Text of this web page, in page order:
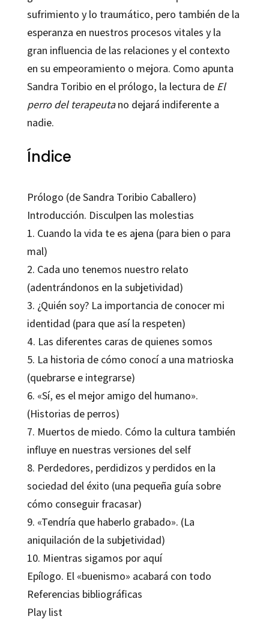
sufrimiento y lo traumático, pero también de la
esperanza en nuestros procesos vitales y la
gran influencia de las relaciones y el contexto
en su empeoramiento o mejora. Como apunta
Sandra Toribio en el prólogo, la lectura de El
perro del terapeutano dejará indiferente a
nadie.
Índice
Prólogo (de Sandra Toribio Caballero)
Introducción. Disculpen las molestias
1. Cuando la vida te es ajena (para bien o para
mal)
2. Cada uno tenemos nuestro relato
(adentrándonos en la subjetividad)
3. ¿Quién soy? La importancia de conocer mi
identidad (para que así la respeten)
4. Las diferentes caras de quienes somos
5. La historia de cómo conocí a una matrioska
(quebrarse e integrarse)
6. «Sí, es el mejor amigo del humano».
(Historias de perros)
7. Muertos de miedo. Cómo la cultura también
influye en nuestras versiones del self
8. Perdedores, perdidizos y perdidos en la
sociedad del éxito (una pequeña guía sobre
cómo conseguir fracasar)
9. «Tendría que haberlo grabado». (La
aniquilación de la subjetividad)
10. Mientras sigamos por aquí
Epílogo. El «buenismo» acabará con todo
Referencias bibliográficas
Play list